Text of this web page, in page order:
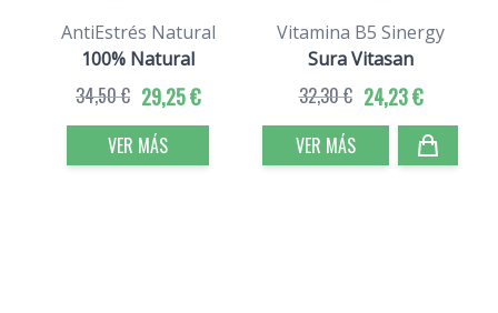
AntiEstrés Natural
100% Natural
29,25 €
34,50 €
VER MÁS
Vitamina B5 Sinergy
Sura Vitasan
24,23 €
32,30 €
VER MÁS